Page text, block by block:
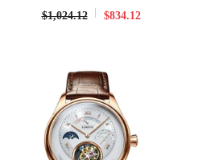
Tourbillion De 40,5 Mm
$1,024.12 $834.12